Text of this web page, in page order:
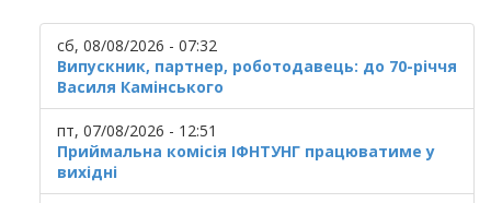
сб, 08/08/2026 - 07:32
Випускник, партнер, роботодавець: до 70-річчя
Василя Камінського
пт, 07/08/2026 - 12:51
Приймальна комісія ІФНТУНГ працюватиме у
вихідні